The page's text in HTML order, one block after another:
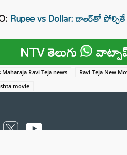
Rupee vs Dollar: డాలర్‌తో
NTV తెలుగు
Maharaja Ravi Teja news Ravi Teja New
movie